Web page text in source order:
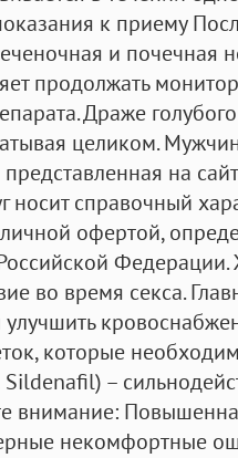
к приему
и почечная
продолжать
Драже
целиком.
представленная на
носит справочный
офертой,
во время секса.
которые
–
внимание:
некомфортные